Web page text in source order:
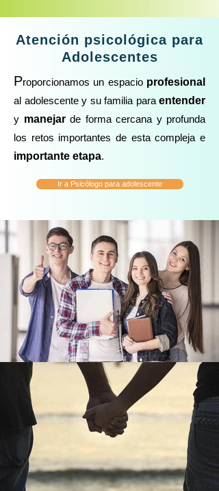
Atención psicológica para
Adolescentes
Proporcionamos un espacio profesional
al adolescente y su familia para entender
y manejar de forma cercana y profunda
los retos importantes de esta compleja e
importante etapa.
Ir a Psicólogo para adolescente